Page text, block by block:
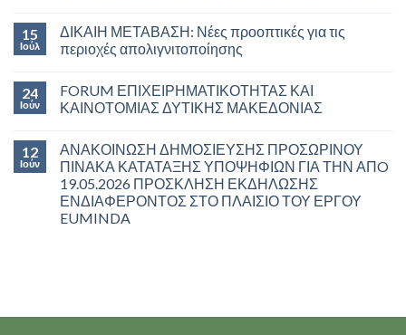
15
Ιούλ
ΔΙΚΑΙΗ ΜΕΤΑΒΑΣΗ: Νέες προοπτικές για τις
περιοχές απολιγνιτοποίησης
24
Ιούν
FORUM ΕΠΙΧΕΙΡΗΜΑΤΙΚΟΤΗΤΑΣ ΚΑΙ
ΚΑΙΝΟΤΟΜΙΑΣ ΔΥΤΙΚΗΣ ΜΑΚΕΔΟΝΙΑΣ
12
Ιούν
ΑΝΑΚΟΙΝΩΣΗ ΔΗΜΟΣΙΕΥΣΗΣ ΠΡΟΣΩΡΙΝΟΥ
ΠΙΝΑΚΑ ΚΑΤΑΤΑΞΗΣ ΥΠΟΨΗΦΙΩΝ ΓΙΑ ΤΗΝ ΑΠO
19.05.2026 ΠΡΟΣΚΛΗΣΗ ΕΚΔΗΛΩΣΗΣ
ΕΝΔΙΑΦΕΡΟΝΤΟΣ ΣΤΟ ΠΛΑΙΣΙΟ ΤΟΥ ΕΡΓΟΥ
EUMINDA